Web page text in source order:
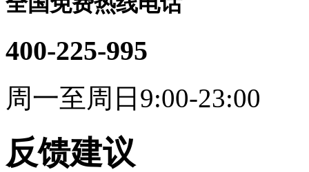
400-225-995
周一至周日9:00-23:00
反馈建议